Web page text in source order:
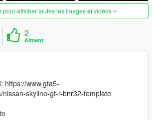
pour afficher toutes les images et vidéos
2
Aiment
https://www.gta5-
nissan-skyline-gt-r-bnr32-template